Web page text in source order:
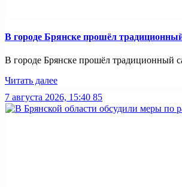
В городе Брянске прошёл
В городе Брянске прошёл традиционный
Читать далее
7 августа 2026, 15:40 85